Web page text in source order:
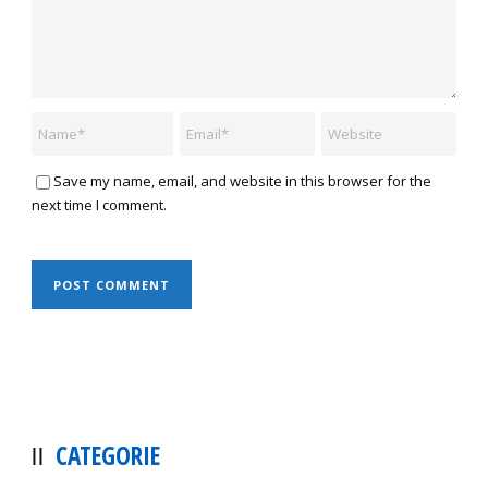
Save my name, email, and website in this browser for the
next time I comment.
CATEGORIE